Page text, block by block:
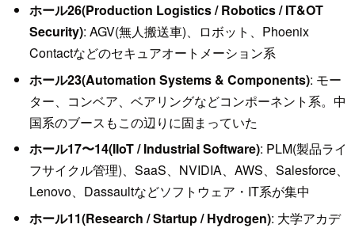
ホール26(Production Logistics / Robotics / IT&OT
Security): AGV(無人搬送車)、ロボット、Phoenix
Contactなどのセキュアオートメーション系
ホール23(Automation Systems & Components): モー
ター、コンベア、ベアリングなどコンポーネント系。中
国系のブースもこの辺りに固まっていた
ホール17〜14(IIoT / Industrial Software): PLM(製品ライ
フサイクル管理)、SaaS、NVIDIA、AWS、Salesforce、
Lenovo、Dassaultなどソフトウェア・IT系が集中
ホール11(Research / Startup / Hydrogen): 大学アカデ